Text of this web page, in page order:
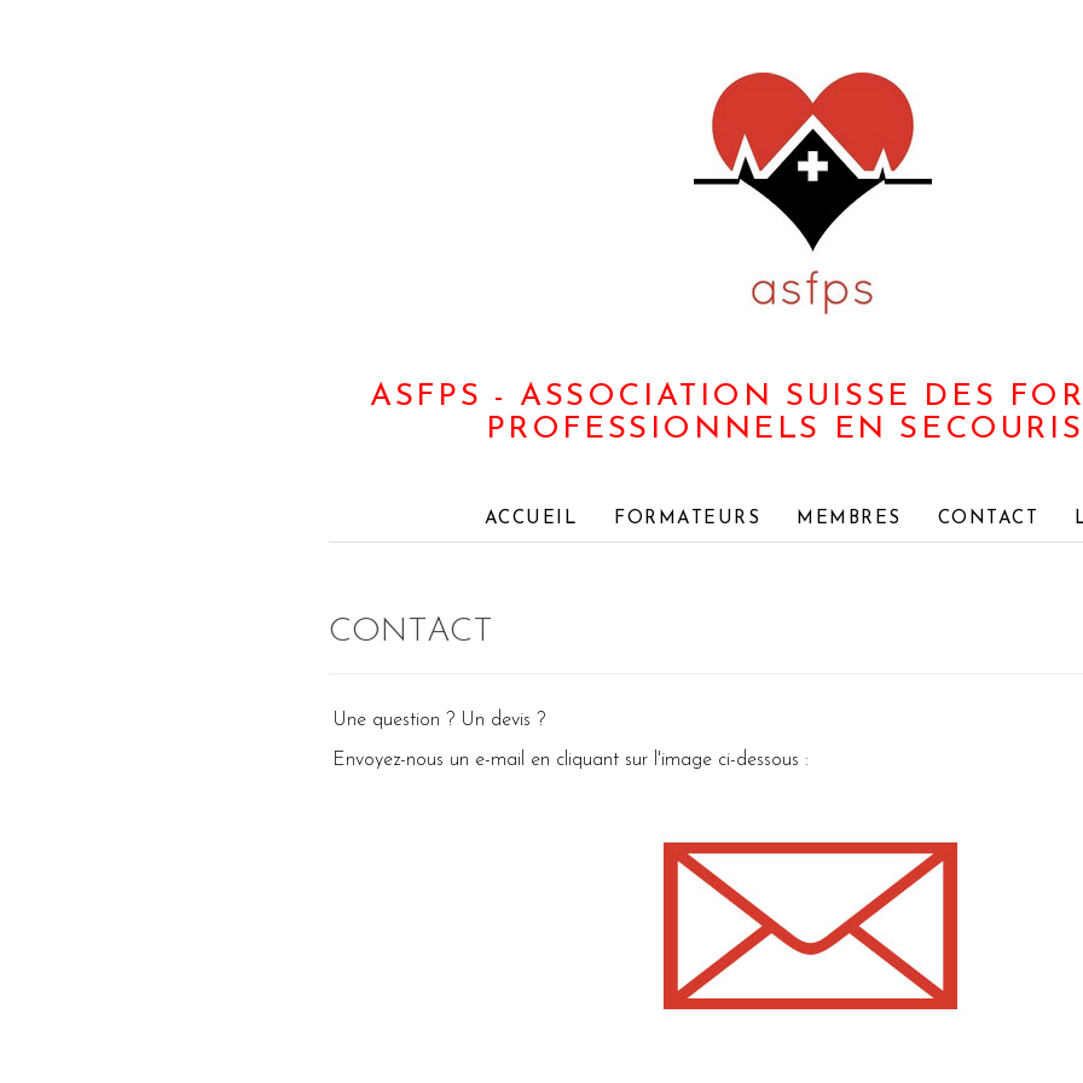
ASFPS - ASSOCIATION SUISSE DES
PROFESSIONNELS EN
ACCUEIL FORMATEURS MEMBRES CONTACT
CONTACT
Une question ? Un devis ?
Envoyez-nous un e-mail en cliquant sur l'image ci-dessous :